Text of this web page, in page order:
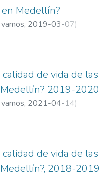
de Humanidades
e Historias Conectadas
Medellín?
, 2019-03-07)
EAFIT
calidad de vida de las
2019-2020
, 2021-04-14)
EAFIT
calidad de vida de las
2018-2019